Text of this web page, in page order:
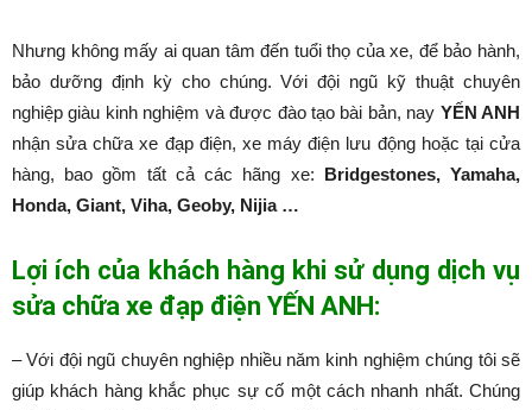
Nhưng không mấy ai quan tâm đến tuổi thọ của xe, để bảo hành,
bảo dưỡng định kỳ cho chúng. Với đội ngũ kỹ thuật chuyên
nghiệp giàu kinh nghiệm và được đào tạo bài bản, nay YẾN ANH
nhận sửa chữa xe đạp điện, xe máy điện lưu động hoặc tại cửa
hàng, bao gồm tất cả các hãng xe: Bridgestones, Yamaha,
Honda, Giant, Viha, Geoby, Nijia …
Lợi ích của khách hàng khi sử dụng dịch vụ
sửa chữa xe đạp điện YẾN ANH:
– Với đội ngũ chuyên nghiệp nhiều năm kinh nghiệm chúng tôi sẽ
giúp khách hàng khắc phục sự cố một cách nhanh nhất. Chúng